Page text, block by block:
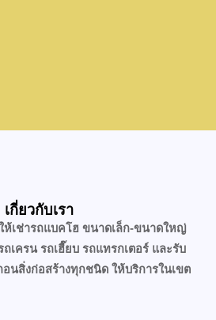
เกี่ยวกับเรา
ห้เช่ารถแบคโฮ ขนาดเล็ก-ขนาดใหญ่
เครน รถเฮี๊ยบ รถแทรกเตอร์ และรับ
นสิ่งก่อสร้างทุกชนิด ให้บริการในเขต